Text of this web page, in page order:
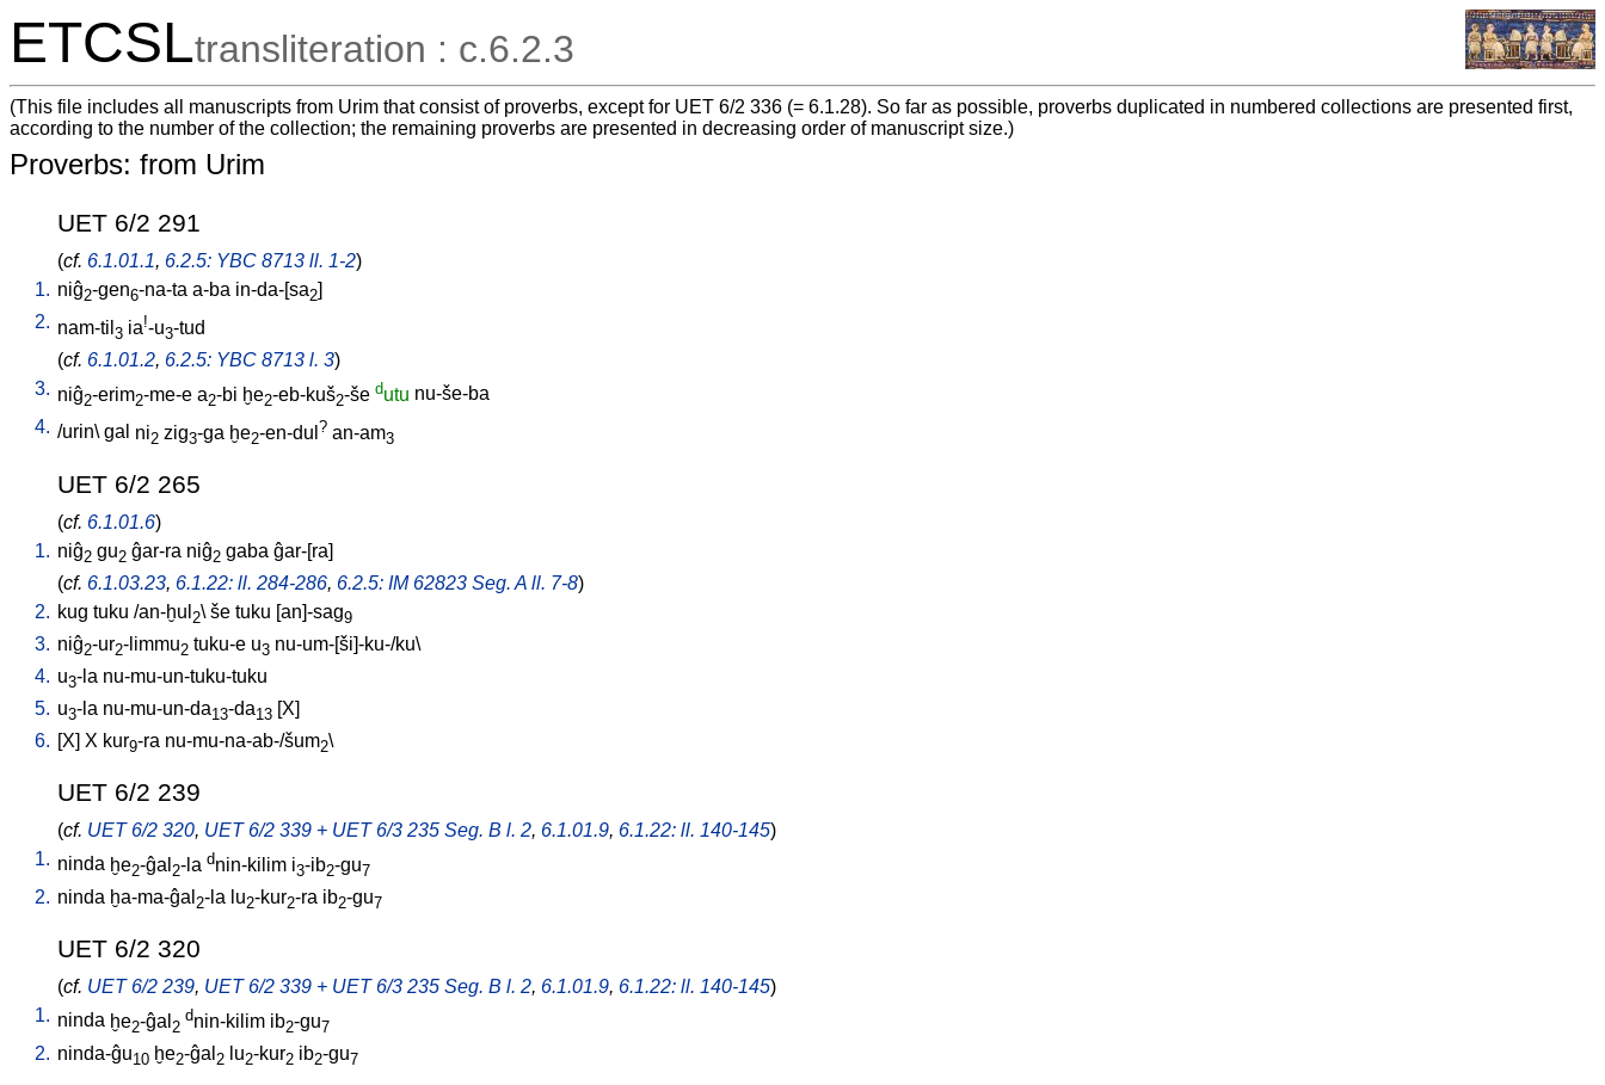
ETCSLtransliteration : c.6.2.3
(This file includes all manuscripts from Urim that consist of proverbs, except for UET 6/2 336 (= 6.1.28). So far as possible, proverbs duplicated in numbered collections are presented first,
according to the number of the collection; the remaining proverbs are presented in decreasing order of manuscript size.)
Proverbs: from Urim
UET 6/2 291
(cf. 6.1.01.1, 6.2.5: YBC 8713 ll. 1-2)
1. niĝ2-gen6-na-ta a-ba in-da-[sa2]
2. nam-til 3 ia!-u3-tud
(cf. 6.1.01.2, 6.2.5: YBC 8713 l. 3)
3. niĝ2-erim2-me-e a2-bi ḫe2-eb-kuš2-še dutu nu-še-ba
4. /urin\gal ni2 zig3-ga ḫe2-en-dul ? an-am3
UET 6/2 265
(cf. 6.1.01.6)
1. niĝ2 gu2 ĝar-ra niĝ2 gaba ĝar-[ra]
(cf. 6.1.03.23, 6.1.22: ll. 284-286, 6.2.5: IM 62823 Seg. A ll. 7-8)
2. kug tuku /an-ḫul 2\ še tuku [an]-sag9
3. niĝ2-ur2-limmu2 tuku-e u3 nu-um-[ši]-ku-/ku\
4. u3-la nu-mu-un-tuku-tuku
5. u3-la nu-mu-un-da13-da13 [X]
6. [X] X kur9-ra nu-mu-na-ab-/šum2\
UET 6/2 239
(cf. UET 6/2 320, UET 6/2 339 + UET 6/3 235 Seg. B l. 2, 6.1.01.9, 6.1.22: ll. 140-145)
1. ninda ḫe2-ĝal 2-la dnin-kilim i3-ib2-gu7
2. ninda ḫa-ma-ĝal 2-la lu2-kur2-ra ib2-gu7
UET 6/2 320
(cf. UET 6/2 239, UET 6/2 339 + UET 6/3 235 Seg. B l. 2, 6.1.01.9, 6.1.22: ll. 140-145)
1. ninda ḫe2-ĝal 2
dnin-kilim ib2-gu7
2. ninda-ĝu10 ḫe2-ĝal 2 lu2-kur2 ib2-gu7